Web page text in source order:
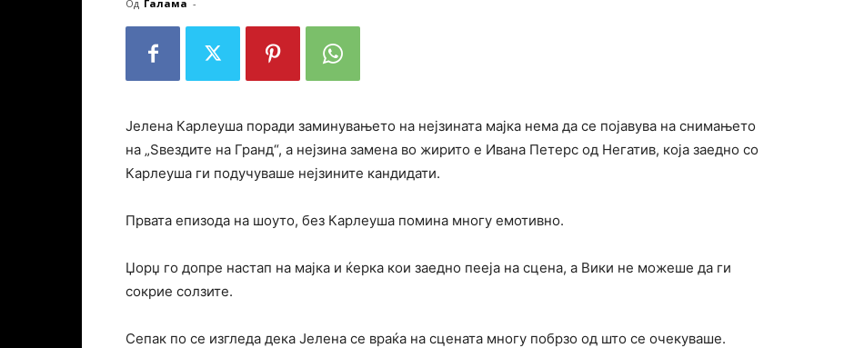
Од Галама -
Јелена Карлеуша поради заминувањето на нејзината мајка нема да се појавува на снимањето
на „Ѕвездите на Гранд“, а нејзина замена во жирито е Ивана Петерс од Негатив, која заедно со
Карлеуша ги подучуваше нејзините кандидати.
Првата епизода на шоуто, без Карлеуша помина многу емотивно.
Џорџ го допре настап на мајка и ќерка кои заедно пееја на сцена, а Вики не можеше да ги
сокрие солзите.
Сепак по се изгледа дека Јелена се враќа на сцената многу побрзо од што се очекуваше.